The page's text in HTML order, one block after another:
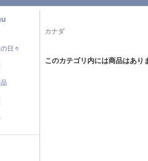
日々
カナダ
このカテゴリ内には商品はあり